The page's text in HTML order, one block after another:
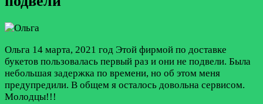
Ольга 14 марта, 2021 год Этой фирмой по доставке
букетов пользовалась первый раз и они не подвели. Была
небольшая задержка по времени, но об этом меня
предупредили. В общем я осталось довольна сервисом.
Молодцы!!!